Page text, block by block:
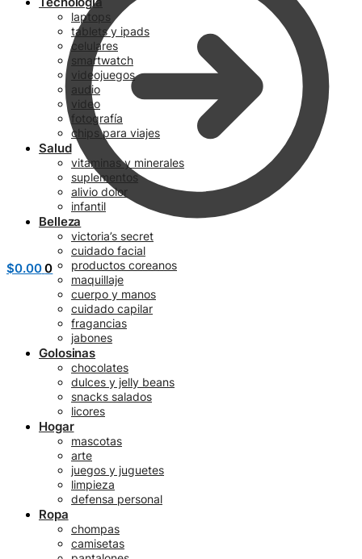
$0.00 0
laptops
tablets y ipads
celulares
smartwatch
videojuegos
audio
video
fotografía
chips para viajes
Salud
vitaminas y minerales
suplementos
alivio dolor
infantil
Belleza
victoria’s secret
cuidado facial
productos coreanos
maquillaje
cuerpo y manos
cuidado capilar
fragancias
jabones
Golosinas
chocolates
dulces y jelly beans
snacks salados
licores
Hogar
mascotas
arte
juegos y juguetes
limpieza
defensa personal
Ropa
chompas
camisetas